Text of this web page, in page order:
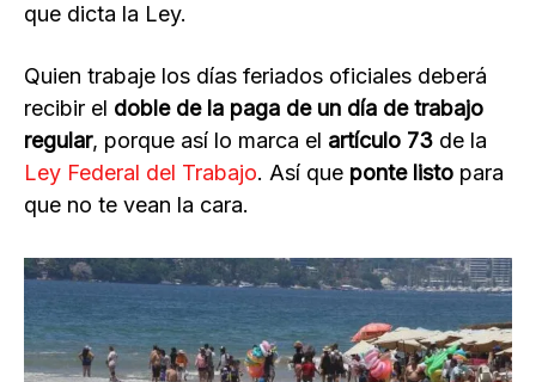
que dicta la Ley.
Quien trabaje los días feriados oficiales deberá
recibir el doble de la paga de un día de trabajo
regular, porque así lo marca el artículo 73 de la
Ley Federal del Trabajo. Así que ponte listo para
que no te vean la cara.